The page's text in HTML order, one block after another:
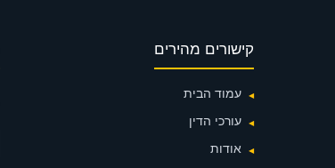
קישורים מהירים
עמוד הבית
עורכי הדין
אודות